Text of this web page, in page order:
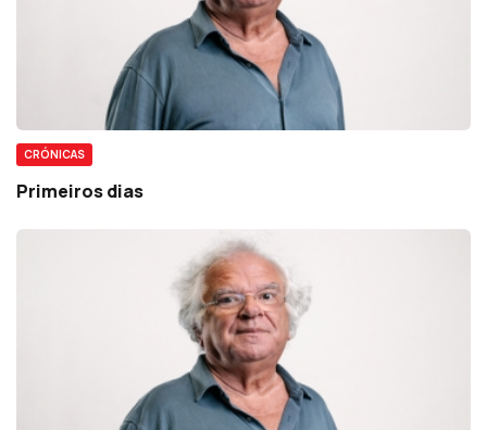
CRÓNICAS
Primeiros dias